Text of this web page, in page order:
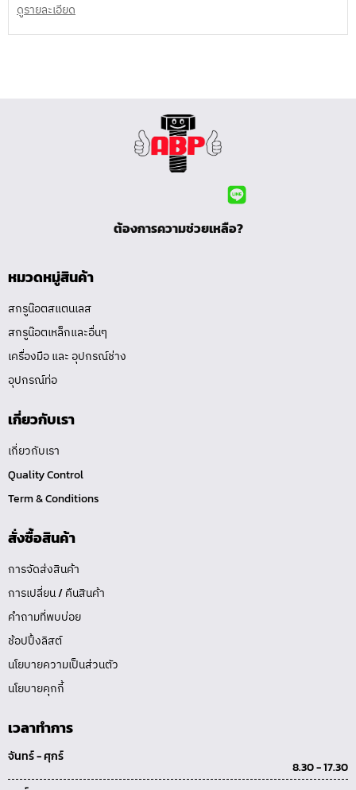
ดูรายละเอียด
ต้องการความช่วยเหลือ?
หมวดหมู่สินค้า
สกรูน๊อตสแตนเลส
สกรูน๊อตเหล็กและอื่นๆ
เครื่องมือ และ อุปกรณ์ช่าง
อุปกรณ์ท่อ
เกี่ยวกับเรา
เกี่ยวกับเรา
Quality Control
Term & Conditions
สั่งซื้อสินค้า
การจัดส่งสินค้า
การเปลี่ยน / คืนสินค้า
คำถามที่พบบ่อย
ช้อปปิ้งลิสต์
นโยบายความเป็นส่วนตัว
นโยบายคุกกี้
เวลาทำการ
จันทร์ - ศุกร์
8.30 - 17.30